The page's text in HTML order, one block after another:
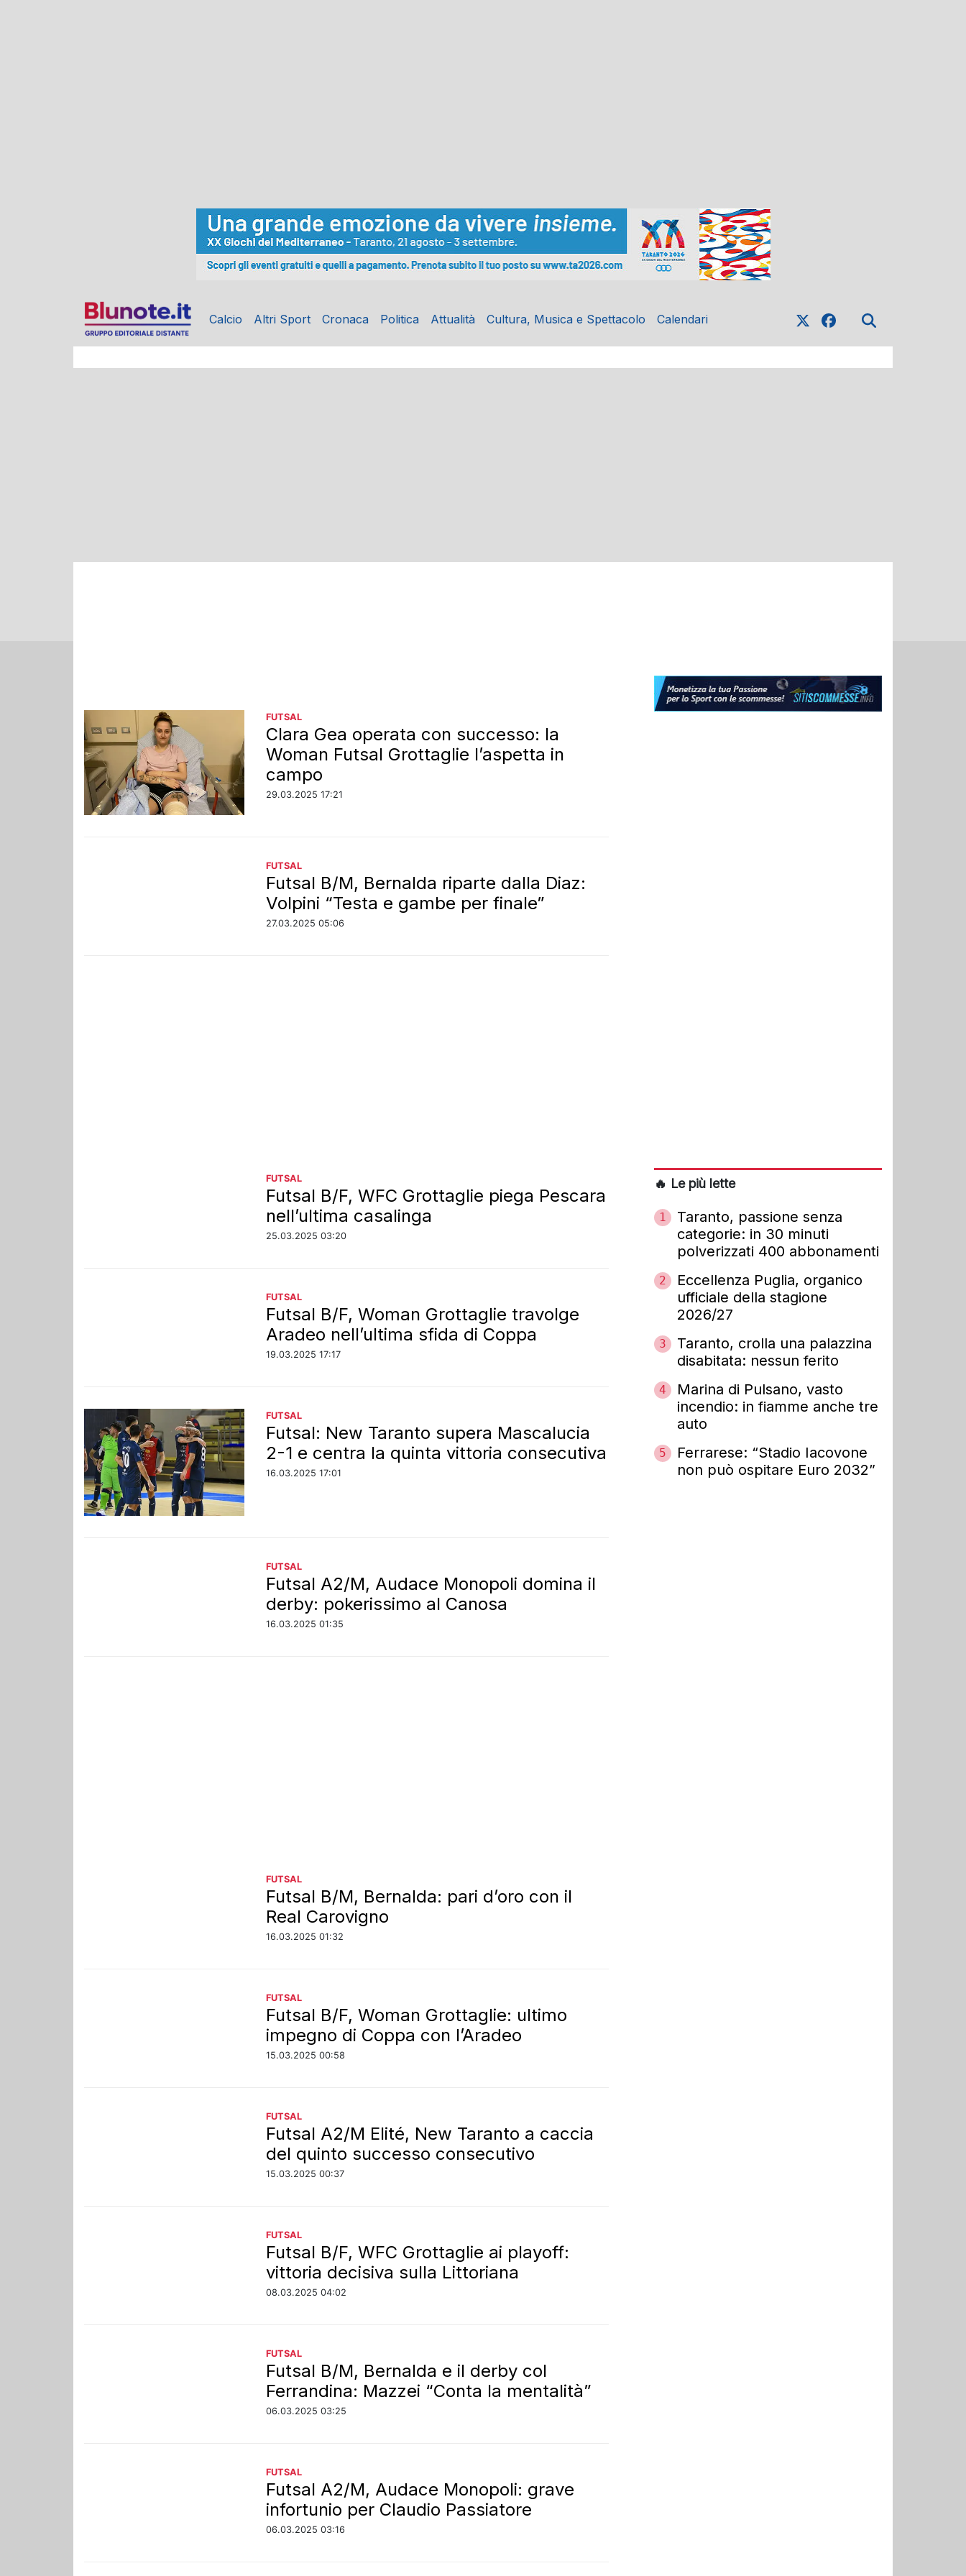
Calcio Altri Sport Cronaca Politica Attualità Cultura, Musica e Spettacolo Calendari
FUTSAL
Clara Gea operata con successo: la
Woman Futsal Grottaglie l’aspetta in
campo
29.03.2025 17:21
FUTSAL
Futsal B/M, Bernalda riparte dalla Diaz:
Volpini “Testa e gambe per finale”
27.03.2025 05:06
FUTSAL
Futsal B/F, WFC Grottaglie piega Pescara
nell’ultima casalinga
25.03.2025 03:20
FUTSAL
Futsal B/F, Woman Grottaglie travolge
Aradeo nell’ultima sfida di Coppa
19.03.2025 17:17
FUTSAL
Futsal: New Taranto supera Mascalucia
2-1 e centra la quinta vittoria consecutiva
16.03.2025 17:01
FUTSAL
Futsal A2/M, Audace Monopoli domina il
derby: pokerissimo al Canosa
16.03.2025 01:35
FUTSAL
Futsal B/M, Bernalda: pari d’oro con il
Real Carovigno
16.03.2025 01:32
FUTSAL
Futsal B/F, Woman Grottaglie: ultimo
impegno di Coppa con l’Aradeo
15.03.2025 00:58
FUTSAL
Futsal A2/M Elité, New Taranto a caccia
del quinto successo consecutivo
15.03.2025 00:37
FUTSAL
Futsal B/F, WFC Grottaglie ai playoff:
vittoria decisiva sulla Littoriana
08.03.2025 04:02
FUTSAL
Futsal B/M, Bernalda e il derby col
Ferrandina: Mazzei “Conta la mentalità”
06.03.2025 03:25
FUTSAL
Futsal A2/M, Audace Monopoli: grave
infortunio per Claudio Passiatore
06.03.2025 03:16
🔥 Le più lette
1
Taranto, passione senza
categorie: in 30 minuti
polverizzati 400 abbonamenti
2
Eccellenza Puglia, organico
ufficiale della stagione
2026/27
3
Taranto, crolla una palazzina
disabitata: nessun ferito
4
Marina di Pulsano, vasto
incendio: in fiamme anche tre
auto
5
Ferrarese: “Stadio Iacovone
non può ospitare Euro 2032”